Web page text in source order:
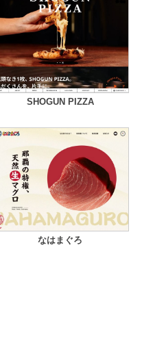
SHOGUN PIZZA
なはまぐろ